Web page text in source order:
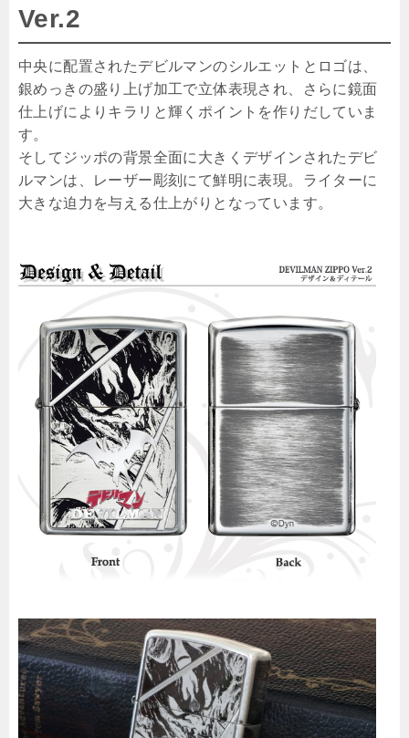
Ver.2
中央に配置されたデビルマンのシルエットとロゴは、
銀めっきの盛り上げ加工で立体表現され、さらに鏡面
仕上げによりキラリと輝くポイントを作りだしていま
す。
そしてジッポの背景全面に大きくデザインされたデビ
ルマンは、レーザー彫刻にて鮮明に表現。ライターに
大きな迫力を与える仕上がりとなっています。